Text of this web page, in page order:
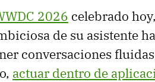
2026 celebrado
de su asistente
conversaciones
actuar dentro de